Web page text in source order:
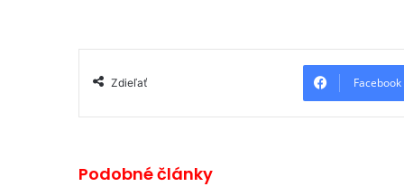
Zdieľať Facebook
Podobné články